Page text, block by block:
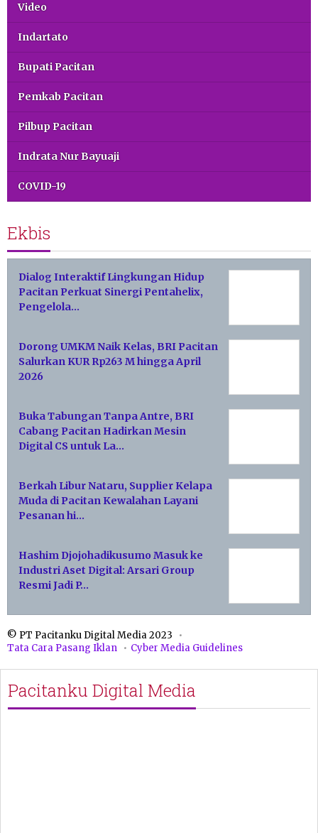
Video
Indartato
Bupati Pacitan
Pemkab Pacitan
Pilbup Pacitan
Indrata Nur Bayuaji
COVID-19
Ekbis
Dialog Interaktif Lingkungan Hidup
Pacitan Perkuat Sinergi Pentahelix,
Pengelola…
Dorong UMKM Naik Kelas, BRI Pacitan
Salurkan KUR Rp263 M hingga April
2026
Buka Tabungan Tanpa Antre, BRI
Cabang Pacitan Hadirkan Mesin
Digital CS untuk La…
Berkah Libur Nataru, Supplier Kelapa
Muda di Pacitan Kewalahan Layani
Pesanan hi…
Hashim Djojohadikusumo Masuk ke
Industri Aset Digital: Arsari Group
Resmi Jadi P…
© PT Pacitanku Digital Media 2023
Tata Cara Pasang Iklan
Cyber Media Guidelines
Pacitanku Digital Media